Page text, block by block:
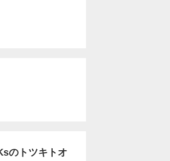
のトツキトオ